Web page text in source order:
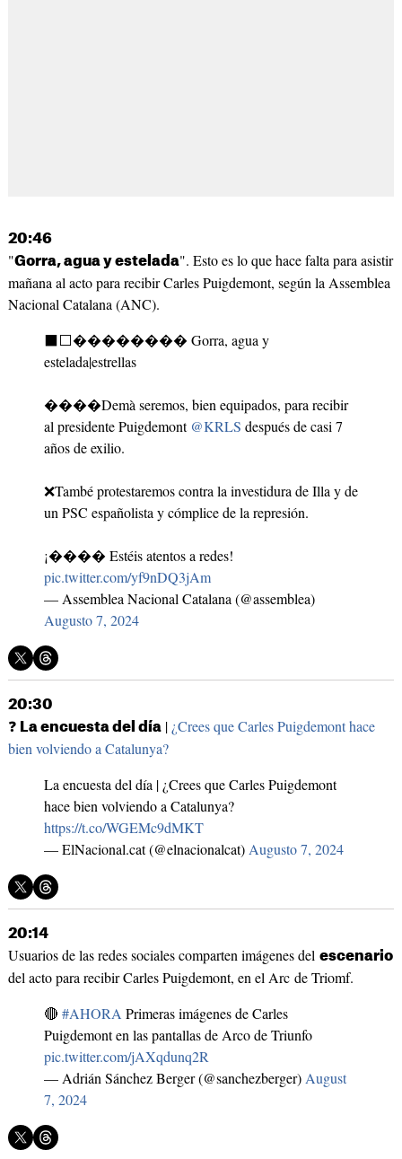
20:46
"Gorra, agua y estelada". Esto es lo que hace falta para asistir
mañana al acto para recibir Carles Puigdemont, según la Assemblea
Nacional Catalana (ANC).
⬛️⬜️�������� Gorra, agua y
estelada|estrellas
����Demà seremos, bien equipados, para recibir
al presidente Puigdemont @KRLS después de casi 7
años de exilio.
❌També protestaremos contra la investidura de Illa y de
un PSC españolista y cómplice de la represión.
¡���� Estéis atentos a redes!
pic.twitter.com/yf9nDQ3jAm
— Assemblea Nacional Catalana (@assemblea)
Augusto 7, 2024
20:30
❓ La encuesta del día|¿Crees que Carles Puigdemont hace
bien volviendo a Catalunya?
La encuesta del día | ¿Crees que Carles Puigdemont
hace bien volviendo a Catalunya?
https://t.co/WGEMc9dMKT
— ElNacional.cat (@elnacionalcat)Augusto 7, 2024
20:14
Usuarios de las redes sociales comparten imágenes del escenario
del acto para recibir Carles Puigdemont, en el Arc de Triomf.
🔴 #AHORA Primeras imágenes de Carles
Puigdemont en las pantallas de Arco de Triunfo
pic.twitter.com/jAXqdunq2R
— Adrián Sánchez Berger (@sanchezberger)August
7, 2024